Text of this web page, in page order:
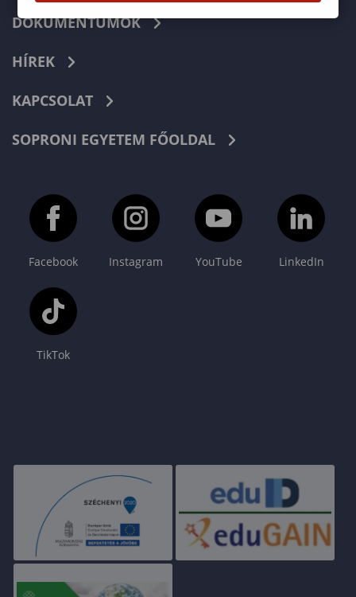
DOKUMENTUMOK
HÍREK
KAPCSOLAT
SOPRONI EGYETEM FŐOLDAL
Facebook Instagram YouTube LinkedIn
TikTok